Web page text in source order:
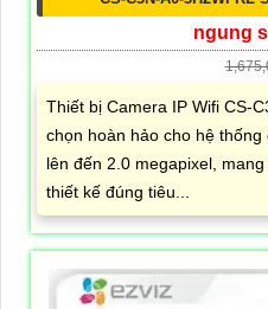
ngung
Thiết bị Camera IP Wifi CS-
chọn hoàn hảo cho hệ
lên đến 2.0 megapixel,
thiết kế đúng tiêu...